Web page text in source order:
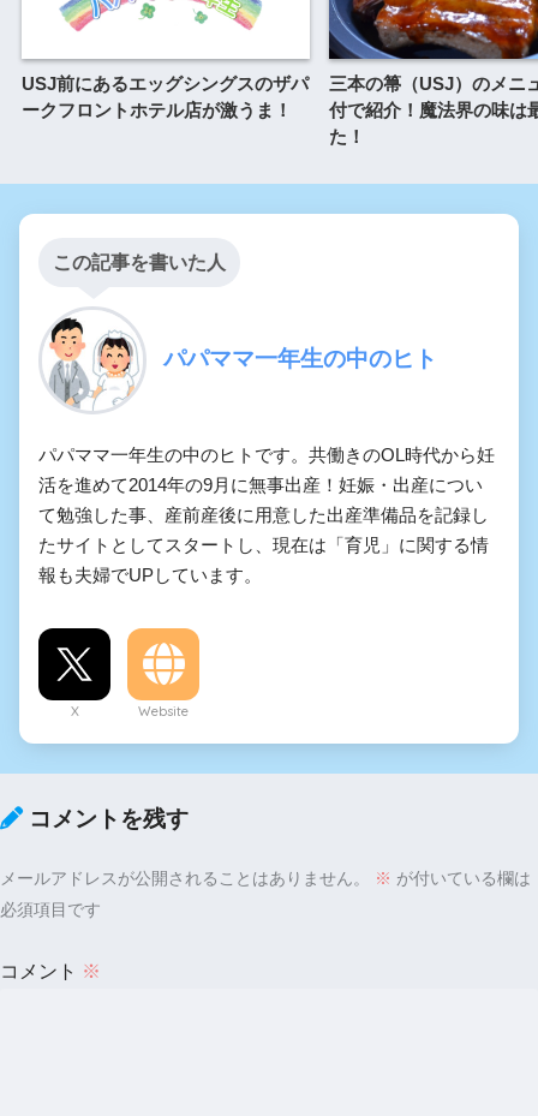
USJ前にあるエッグシングスのザパ
ークフロントホテル店が激うま！
三本の箒（USJ）のメニ
付で紹介！魔法界の味は
た！
この記事を書いた人
パパママ一年生の中のヒト
パパママ一年生の中のヒトです。共働きのOL時代から妊
活を進めて2014年の9月に無事出産！妊娠・出産につい
て勉強した事、産前産後に用意した出産準備品を記録し
たサイトとしてスタートし、現在は「育児」に関する情
報も夫婦でUPしています。
X Website
コメントを残す
メールアドレスが公開されることはありません。 ※ が付いている欄は
必須項目です
コメント ※